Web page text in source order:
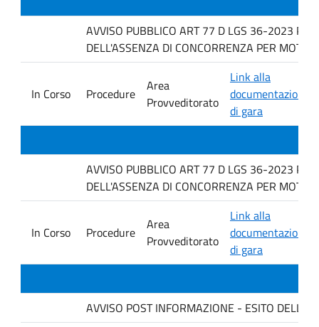
AVVISO PUBBLICO ART 77 D LGS 36-2023 PER
DELL'ASSENZA DI CONCORRENZA PER MOTIVI
In Corso Procedure
Area
Provveditorato
Link alla
documentazione
di gara
AVVISO PUBBLICO ART 77 D LGS 36-2023 PER
DELL'ASSENZA DI CONCORRENZA PER MOTIVI
In Corso Procedure
Area
Provveditorato
Link alla
documentazione
di gara
AVVISO POST INFORMAZIONE - ESITO